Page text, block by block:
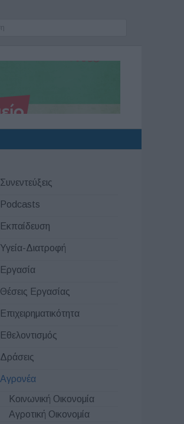
Συνεντεύξεις
Podcasts
Εκπαίδευση
Υγεία-Διατροφή
Εργασία
Θέσεις Εργασίας
Επιχειρηματικότητα
Εθελοντισμός
Δράσεις
Αγρονέα
Κοινωνική Οικονομία
Αγροτική Οικονομία